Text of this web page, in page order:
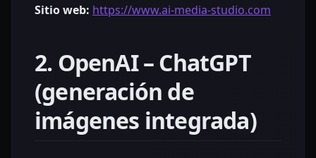
Sitio web: https://www.ai-media-studio.com
2. OpenAI – ChatGPT
(generación de
imágenes integrada)